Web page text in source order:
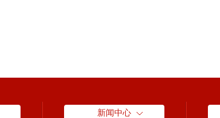
新闻中心